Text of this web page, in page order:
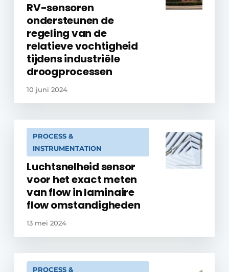
RV-sensoren
ondersteunen de
regeling van de
relatieve vochtigheid
tijdens industriële
droogprocessen
10 juni 2024
PROCESS &
INSTRUMENTATION
Luchtsnelheid sensor
voor het exact meten
van flow in laminaire
flow omstandigheden
13 mei 2024
PROCESS &